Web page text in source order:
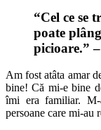
“Cel ce se
poate
picioare.”
Am fost atâta amar
bine! Că mi-e bine
îmi era familiar.
persoane care mi-au